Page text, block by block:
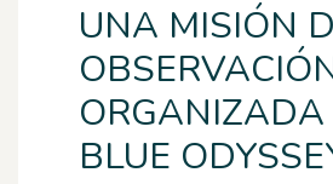
UNA MISIÓN
ORGANIZADA
BLUE